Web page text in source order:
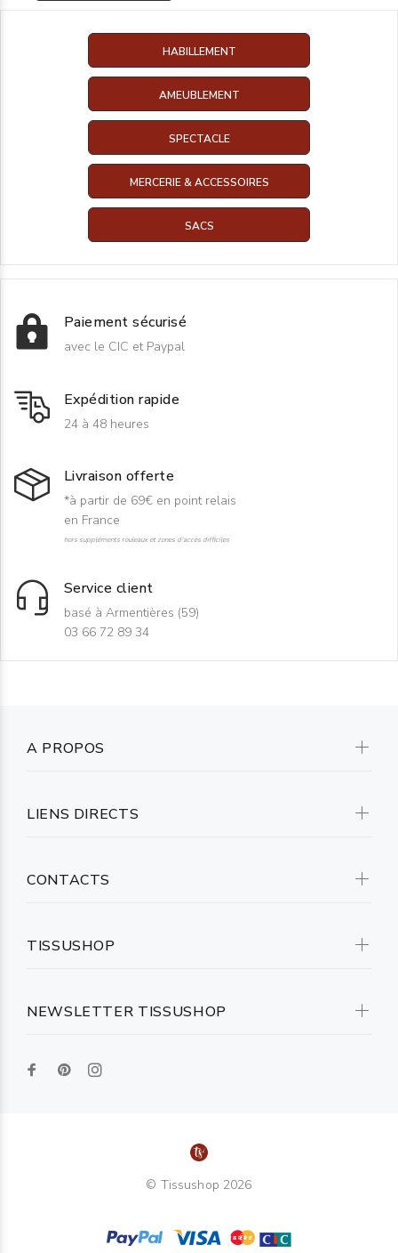
HABILLEMENT
AMEUBLEMENT
SPECTACLE
MERCERIE & ACCESSOIRES
SACS
Paiement sécurisé
avec le CIC et Paypal
Expédition rapide
24 à 48 heures
Livraison offerte
*à partir de 69€ en point relais
en France
hors suppléments rouleaux et zones d'accès difficiles
Service client
basé à Armentières (59)
03 66 72 89 34
NEWSLETTER TISSUSHOP
A PROPOS
LIENS DIRECTS
CONTACTS
TISSUSHOP
© Tissushop 2026